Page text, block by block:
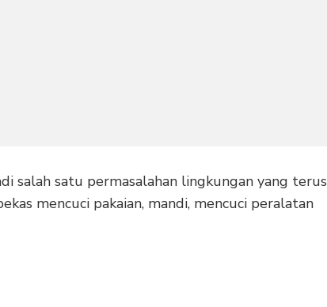
salah satu permasalahan lingkungan yang terus
mencuci pakaian, mandi, mencuci peralatan